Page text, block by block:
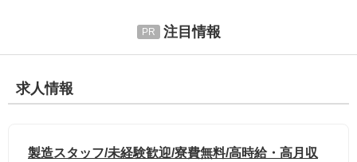
注目情報
求人情報
製造スタッフ/未経験歓迎/寮費無料/高時給・高月収